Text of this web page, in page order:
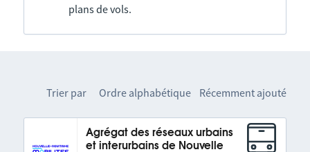
plans de vols.
Trier par Ordre alphabétique Récemment ajouté
Agrégat des réseaux urbains
et interurbains de Nouvelle